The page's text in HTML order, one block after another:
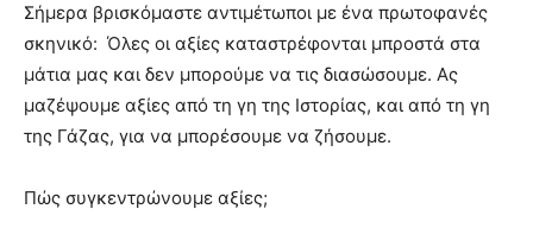
Σήμερα βρισκόμαστε αντιμέτωποι με ένα πρωτοφανές
σκηνικό: Όλες οι αξίες καταστρέφονται μπροστά στα
μάτια μας και δεν μπορούμε να τις διασώσουμε. Ας
μαζέψουμε αξίες από τη γη της Ιστορίας, και από τη γη
της Γάζας, για να μπορέσουμε να ζήσουμε.
Πώς συγκεντρώνουμε αξίες;